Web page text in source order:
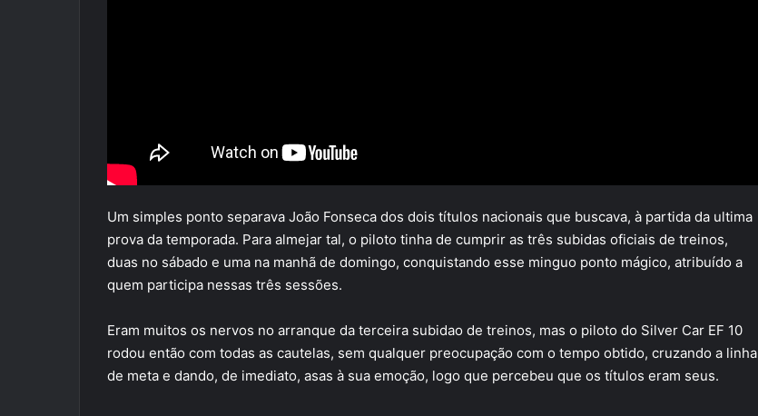
Um simples ponto separava João Fonseca dos dois títulos nacionais que buscava, à partida da ultima
prova da temporada. Para almejar tal, o piloto tinha de cumprir as três subidas oficiais de treinos,
duas no sábado e uma na manhã de domingo, conquistando esse minguo ponto mágico, atribuído a
quem participa nessas três sessões.
Eram muitos os nervos no arranque da terceira subidao de treinos, mas o piloto do Silver Car EF 10
rodou então com todas as cautelas, sem qualquer preocupação com o tempo obtido, cruzando a linha
de meta e dando, de imediato, asas à sua emoção, logo que percebeu que os títulos eram seus.